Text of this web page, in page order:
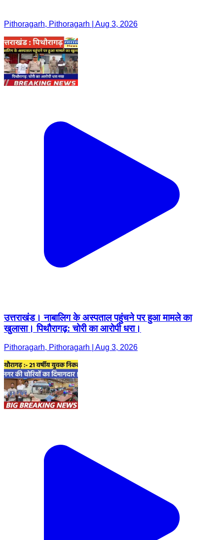
Pithoragarh, Pithoragarh | Aug 3, 2026
उत्तराखंड। नाबालिग के अस्पताल पहुंचने पर हुआ मामले का
खुलासा। पिथौरागढ़: चोरी का आरोपी धरा।
Pithoragarh, Pithoragarh | Aug 3, 2026